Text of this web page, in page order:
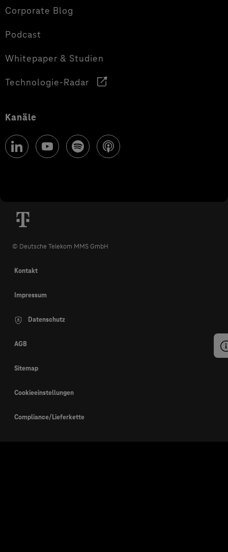
Corporate Blog
Podcast
Whitepaper & Studien
Technologie-Radar
Kanäle
© Deutsche Telekom MMS GmbH
Kontakt
Impressum
Datenschutz
AGB
Sitemap
Cookieeinstellungen
Compliance/Lieferkette